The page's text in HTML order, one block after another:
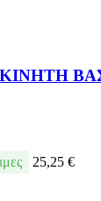
25,25 €